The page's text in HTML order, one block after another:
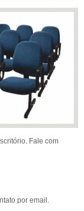
Fale com
por email.